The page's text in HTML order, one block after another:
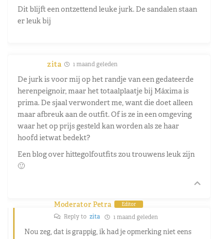
Dit blijft een ontzettend leuke jurk. De sandalen staan
er leuk bij
zita 1 maand geleden
De jurk is voor mij op het randje van een gedateerde
herenpeignoir, maar het totaalplaatje bij Máxima is
prima. De sjaal verwondert me, want die doet alleen
maar afbreuk aan de outfit. Of is ze in een omgeving
waar het op prijs gesteld kan worden als ze haar
hoofd ietwat bedekt?
Een blog over hittegolfoutfits zou trouwens leuk zijn
🙂
Moderator Petra Editor
Reply to zita 1 maand geleden
Nou zeg, dat is grappig, ik had je opmerking niet eens